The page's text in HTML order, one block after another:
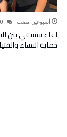
‫‫‫‏‫أسبوعين مضت‬
لقاء تنسيقي بين
حماية النساء